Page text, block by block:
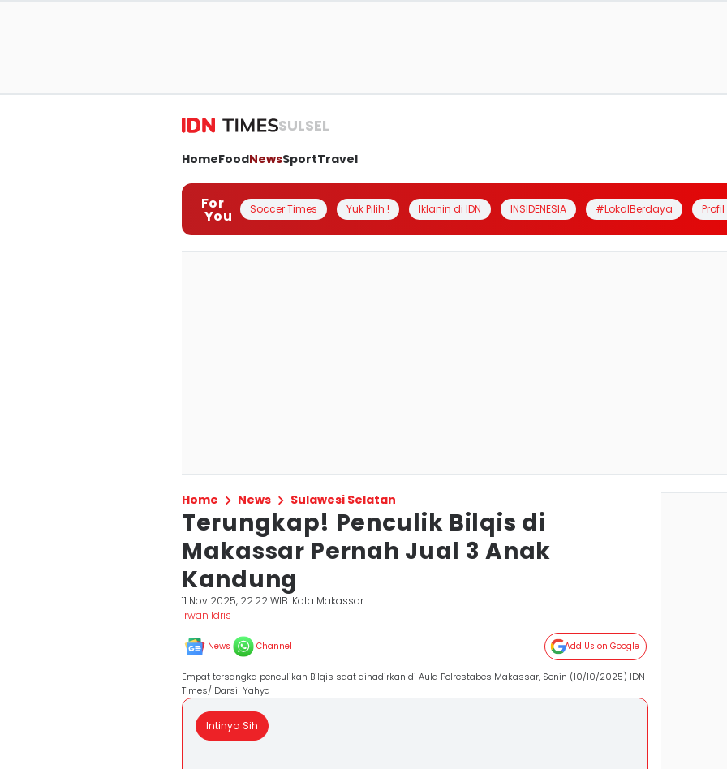
SULSEL
HomeFoodNewsSportTravel
For
You Soccer Times Yuk Pilih ! Iklanin di IDN INSIDENESIA #LokalBerdaya
Home News Sulawesi Selatan
Terungkap! Penculik Bilqis di
Makassar Pernah Jual 3 Anak
Kandung
11 Nov 2025, 22:22 WIB Kota Makassar
Irwan Idris
News Channel Add Us on Google
Empat tersangka penculikan Bilqis saat dihadirkan di Aula Polrestabes Makassar, Senin (10/10/2025) IDN
Times/ Darsil Yahya
Intinya Sih